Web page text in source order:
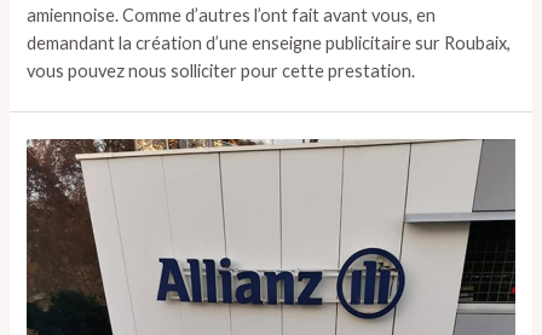
amiennoise. Comme d’autres l’ont fait avant vous, en
demandant la création d’une enseigne publicitaire sur Roubaix,
vous pouvez nous solliciter pour cette prestation.